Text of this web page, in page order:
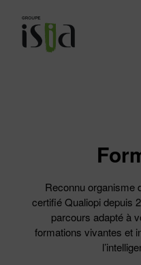
Reconnu organisme
certifié Qualiopi depuis
parcours adapté à
formations vivantes et